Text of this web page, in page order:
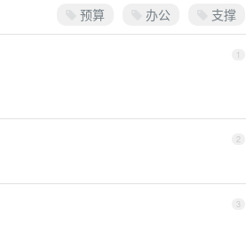
预算 办公 支撑
1
2
3